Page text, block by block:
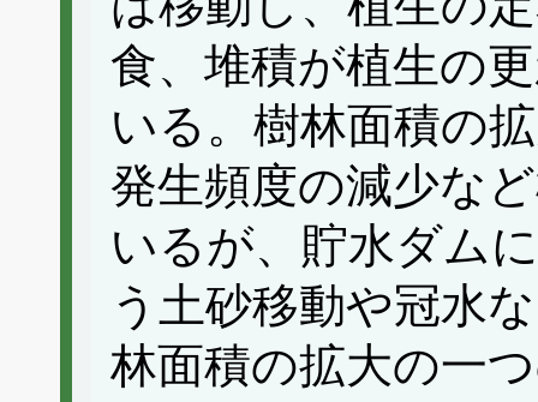
食、堆積が植生の
いる。樹林面積の
発生頻度の減少な
いるが、貯水ダム
う土砂移動や冠水
林面積の拡大の一